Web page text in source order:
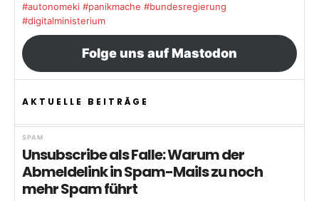
#autonomeki #panikmache #bundesregierung
#digitalministerium
Folge uns auf Mastodon
AKTUELLE BEITRÄGE
SPAM
Unsubscribe als Falle: Warum der
Abmeldelink in Spam-Mails zu noch
mehr Spam führt